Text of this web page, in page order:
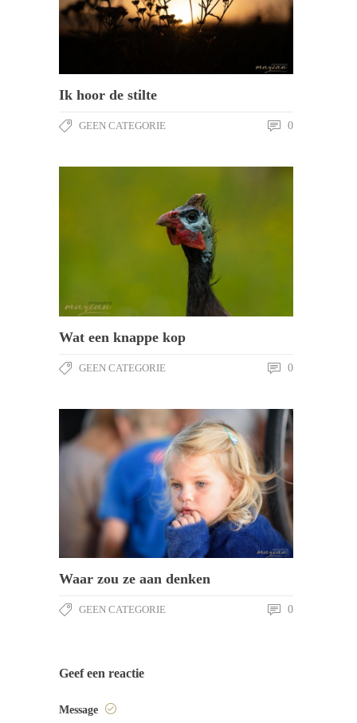
Ik hoor de stilte
GEEN CATEGORIE 0
Wat een knappe kop
GEEN CATEGORIE 0
Waar zou ze aan denken
GEEN CATEGORIE 0
Geef een reactie
Message